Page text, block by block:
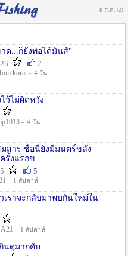
8 ส.ค. 69
ด...ก็ยังพอได้มันส์"
2
korat - 4 วัน
ว้ไม่ผิดหวัง
- 4 วัน
สาร ชื่อนี้ยังมีมนตร์ขลัง
รั้งแรกข
5
- 1 สัปดาห์
วเราจะกลับมาพบกันใหม่ใน
A21 - 1 สัปดาห์
นดุมากคับ